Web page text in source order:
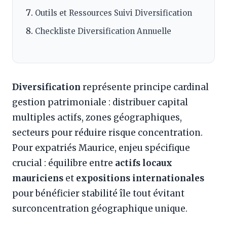
Outils et Ressources Suivi Diversification
Checkliste Diversification Annuelle
Diversification représente principe cardinal
gestion patrimoniale : distribuer capital
multiples actifs, zones géographiques,
secteurs pour réduire risque concentration.
Pour expatriés Maurice, enjeu spécifique
crucial : équilibre entre actifs locaux
mauriciens et expositions internationales
pour bénéficier stabilité île tout évitant
surconcentration géographique unique.